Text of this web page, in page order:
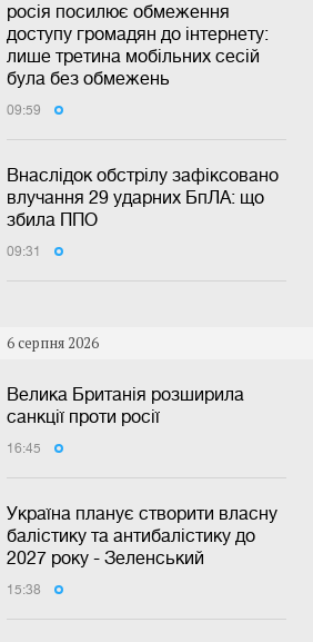
росія посилює обмеження
доступу громадян до інтернету:
лише третина мобільних сесій
була без обмежень
09:59
Внаслідок обстрілу зафіксовано
влучання 29 ударних БпЛА: що
збила ППО
09:31
6 серпня 2026
Велика Британія розширила
санкції проти росії
16:45
Україна планує створити власну
балістику та антибалістику до
2027 року - Зеленський
15:38